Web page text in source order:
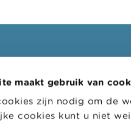
maakt gebruik van
zijn nodig om de
cookies kunt u niet
Doelgroepen
Thema's